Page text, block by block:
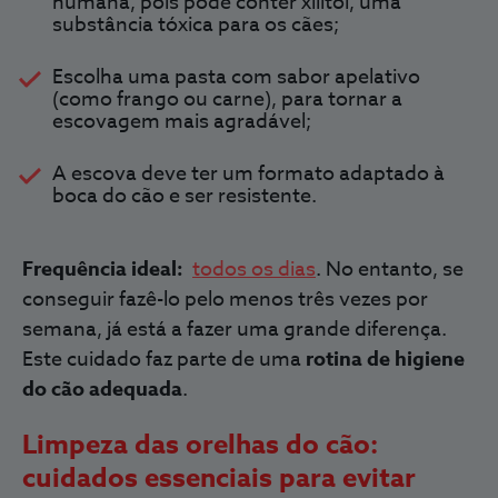
substância tóxica para os cães;
Escolha uma pasta com sabor apelativo
(como frango ou carne), para tornar a
escovagem mais agradável;
A escova deve ter um formato adaptado à
boca do cão e ser resistente.
Frequência ideal: todos os dias. No entanto, se
conseguir fazê-lo pelo menos três vezes por
semana, já está a fazer uma grande diferença.
Este cuidado faz parte de uma rotina de higiene
do cão adequada.
Limpeza das orelhas do cão:
cuidados essenciais para evitar